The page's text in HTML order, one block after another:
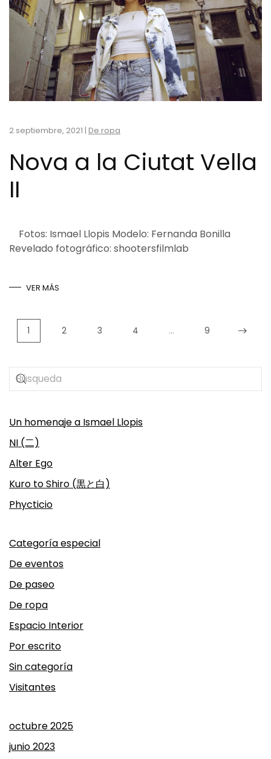
2 septiembre, 2021 | De ropa
Nova a la Ciutat Vella
II
Fotos: Ismael Llopis Modelo: Fernanda Bonilla
Revelado fotográfico: shootersfilmlab
VER MÁS
1 2 3 4 … 9
Un homenaje a Ismael Llopis
NI (二)
Alter Ego
Kuro to Shiro (黒と白)
Phycticio
Categoría especial
De eventos
De paseo
De ropa
Espacio Interior
Por escrito
Sin categoría
Visitantes
octubre 2025
junio 2023